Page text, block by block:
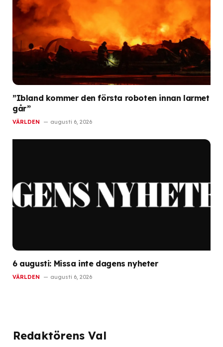
”Ibland kommer den första roboten innan larmet
går”
VÄRLDEN augusti 6, 2026
6 augusti: Missa inte dagens nyheter
VÄRLDEN augusti 6, 2026
Redaktörens Val